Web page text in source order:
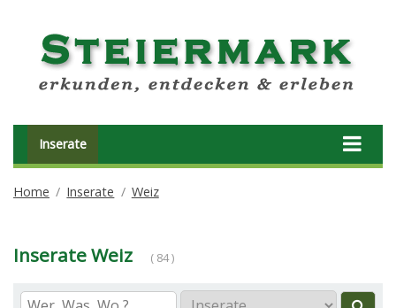
Inserate
Home Inserate Weiz
Inserate Weiz ( 84 )